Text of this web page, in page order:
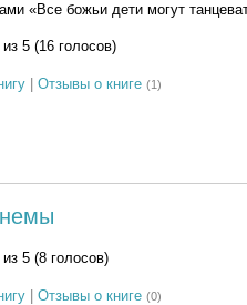
«Все божьи дети могут
5 (16 голосов)
| Отзывы о книге (1)
5 (8 голосов)
| Отзывы о книге (0)